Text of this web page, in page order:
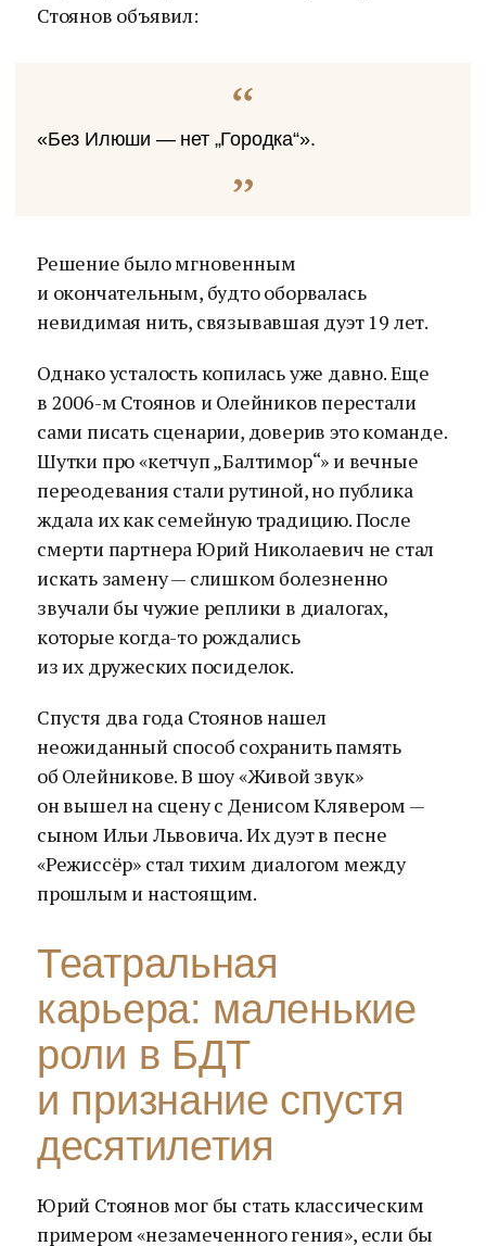
Стоянов объявил:
«Без Илюши — нет „Городка“».
Решение было мгновенным
и окончательным, будто оборвалась
невидимая нить, связывавшая дуэт 19 лет.
Однако усталость копилась уже давно. Еще
в 2006-м Стоянов и Олейников перестали
сами писать сценарии, доверив это команде.
Шутки про «кетчуп „Балтимор“» и вечные
переодевания стали рутиной, но публика
ждала их как семейную традицию. После
смерти партнера Юрий Николаевич не стал
искать замену — слишком болезненно
звучали бы чужие реплики в диалогах,
которые когда-то рождались
из их дружеских посиделок.
Спустя два года Стоянов нашел
неожиданный способ сохранить память
об Олейникове. В шоу «Живой звук»
он вышел на сцену с Денисом Клявером —
сыном Ильи Львовича. Их дуэт в песне
«Режиссёр» стал тихим диалогом между
прошлым и настоящим.
Театральная
карьера: маленькие
роли в БДТ
и признание спустя
десятилетия
Юрий Стоянов мог бы стать классическим
примером «незамеченного гения», если бы